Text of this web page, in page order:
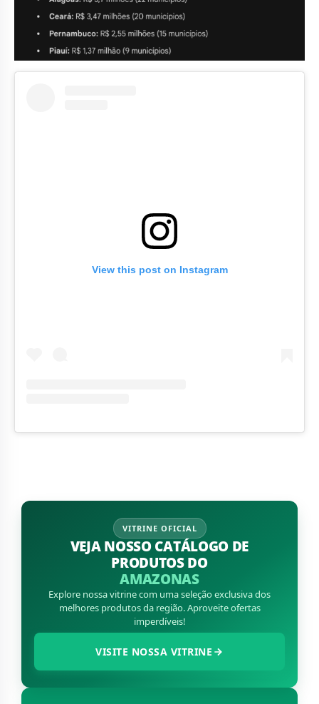
View this post on Instagram
VITRINE OFICIAL
VEJA NOSSO CATÁLOGO DE
PRODUTOS DO
AMAZONAS
Explore nossa vitrine com uma seleção exclusiva dos
melhores produtos da região. Aproveite ofertas
imperdíveis!
VISITE NOSSA VITRINE